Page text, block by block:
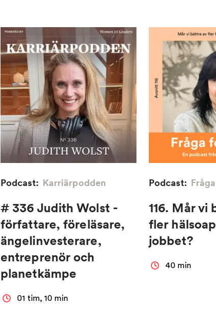
Podcast: Karriärpodden
# 336 Judith Wolst -
författare, föreläsare,
ängelinvesterare,
entreprenör och
planetkämpe
01 tim, 10 min
Podcast:
116. Mår vi
fler
jobbet?
40 min